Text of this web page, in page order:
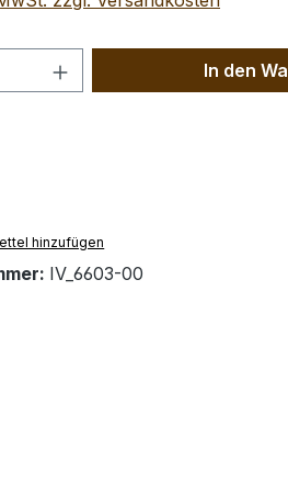
Anzahl: Gib denIn den
hinzufügen
IV_6603-00